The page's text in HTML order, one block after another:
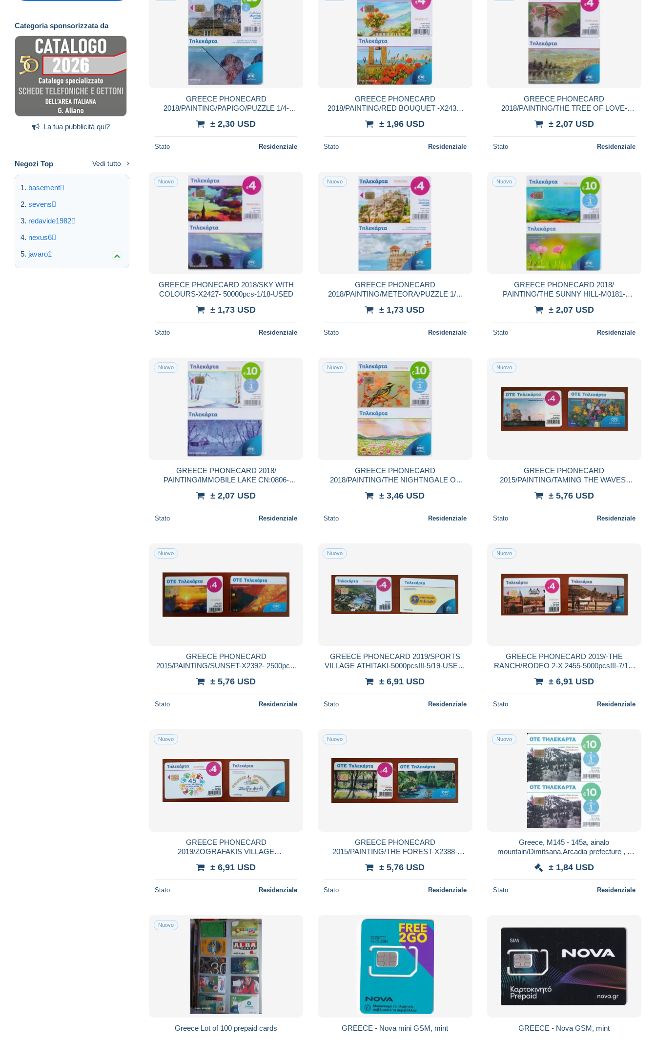
Categoria sponsorizzata da
La tua pubblicità qui?
Negozi Top Vedi tutto
basement
sevens
redavide1982
nexus6
javaro1
GREECE PHONECARD
2018/PAINTING/PAPIGO/PUZZLE 1/4-
± 2,30 USD
Stato Residenziale
GREECE PHONECARD
2018/PAINTING/RED BOUQUET -X2430-
± 1,96 USD
Stato Residenziale
GREECE PHONECARD
2018/PAINTING/THE TREE OF LOVE-
± 2,07 USD
Stato Residenziale
Nuovo
GREECE PHONECARD 2018/SKY WITH
COLOURS-X2427- 50000pcs-1/18-USED
± 1,73 USD
Stato Residenziale
Nuovo
GREECE PHONECARD
2018/PAINTING/METEORA/PUZZLE 1/4-
± 1,73 USD
Stato Residenziale
Nuovo
GREECE PHONECARD 2018/
PAINTING/THE SUNNY HILL-M0181-
± 2,07 USD
Stato Residenziale
Nuovo
GREECE PHONECARD 2018/
PAINTING/IMMOBILE LAKE CN:0806-
± 2,07 USD
Stato Residenziale
Nuovo
GREECE PHONECARD
2018/PAINTING/THE NIGHTNGALE OF
± 3,46 USD
Stato Residenziale
Nuovo
GREECE PHONECARD
2015/PAINTING/TAMING THE WAVES-
± 5,76 USD
Stato Residenziale
Nuovo
GREECE PHONECARD
2015/PAINTING/SUNSET-X2392- 2500pcs-
± 5,76 USD
Stato Residenziale
Nuovo
GREECE PHONECARD 2019/SPORTS
VILLAGE ATHITAKI-5000pcs!!!-5/19-USED-
± 6,91 USD
Stato Residenziale
Nuovo
GREECE PHONECARD 2019/-THE
RANCH/RODEO 2-X 2455-5000pcs!!!-7/19-
± 6,91 USD
Stato Residenziale
Nuovo
GREECE PHONECARD
2019/ZOGRAFAKIS VILLAGE
5000pcs-USED
± 6,91 USD
Stato Residenziale
Nuovo
GREECE PHONECARD
2015/PAINTING/THE FOREST-X2388-
± 5,76 USD
Stato Residenziale
Nuovo
Greece, M145 - 145a, ainalo
mountain/Dimitsana,Arcadia prefecture , 2
± 1,84 USD
Stato Residenziale
Nuovo
Greece Lot of 100 prepaid cards GREECE - Nova mini GSM, mint GREECE - Nova GSM, mint